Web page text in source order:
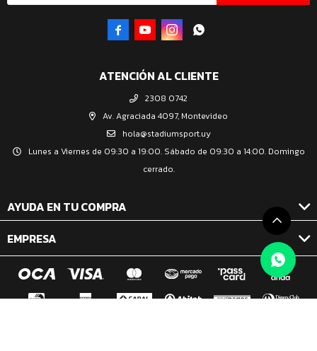
ATENCIÓN AL CLIENTE
2308 0742
Av. Agraciada 4097, Montevideo
hola@stadiumsport.uy
Lunes a Viernes de 09:30 a 19:00. Sábado de 09:30 a 14:00. Domingo
cerrado.
AYUDA EN TU COMPRA
EMPRESA
   